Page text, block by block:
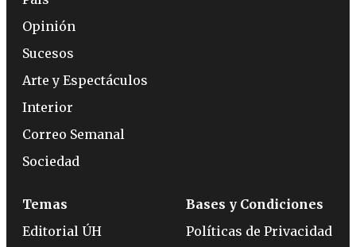
Opinión
Sucesos
Arte y Espectáculos
Interior
Correo Semanal
Sociedad
Temas
Editorial ÚH
Bases y Condiciones
Políticas de Privacidad